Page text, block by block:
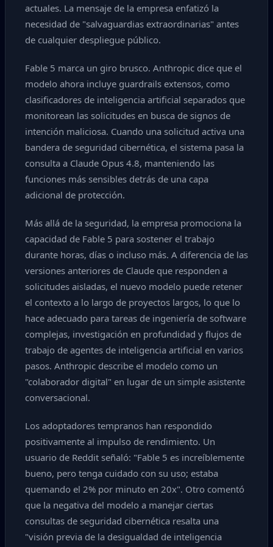
actuales. La mensaje de la empresa enfatizó la
necesidad de "salvaguardias extraordinarias" antes
de cualquier despliegue público.
Fable 5 marca un giro brusco. Anthropic dice que el
modelo ahora incluye guardrails extensos, como
clasificadores de inteligencia artificial separados que
monitorean las solicitudes en busca de signos de
intención maliciosa. Cuando una solicitud activa una
bandera de seguridad cibernética, el sistema pasa la
consulta a Claude Opus 4.8, manteniendo las
funciones más sensibles detrás de una capa
adicional de protección.
Más allá de la seguridad, la empresa promociona la
capacidad de Fable 5 para sostener el trabajo
durante horas, días o incluso más. A diferencia de las
versiones anteriores de Claude que responden a
solicitudes aisladas, el nuevo modelo puede retener
el contexto a lo largo de proyectos largos, lo que lo
hace adecuado para tareas de ingeniería de software
complejas, investigación en profundidad y flujos de
trabajo de agentes de inteligencia artificial en varios
pasos. Anthropic describe el modelo como un
"colaborador digital" en lugar de un simple asistente
conversacional.
Los adoptadores tempranos han respondido
positivamente al impulso de rendimiento. Un
usuario de Reddit señaló: "Fable 5 es increíblemente
bueno, pero tenga cuidado con su uso; estaba
quemando el 2% por minuto en 20x". Otro comentó
que la negativa del modelo a manejar ciertas
consultas de seguridad cibernética resalta una
"visión previa de la desigualdad de inteligencia